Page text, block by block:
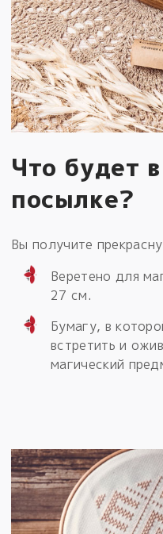
Что будет
посылке?
Вы получите
Веретено для
27 см.
Бумагу, в
встретить и
магический